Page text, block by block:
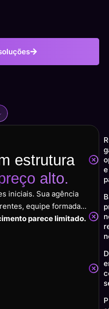
estrutura
alto.
iniciais. Sua agência
equipe formada…
parece limitado.